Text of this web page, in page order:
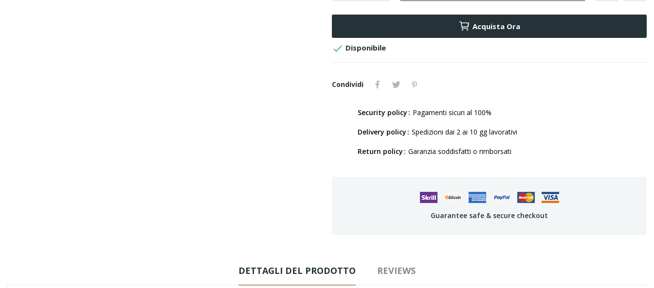
Acquista Ora
 Disponibile
Condividi
Security policy Pagamenti sicuri al 100%
Delivery policy Spedizioni dai 2 ai 10 gg lavorativi
Return policy Garanzia soddisfatti o rimborsati
Guarantee safe & secure checkout
DETTAGLI DEL PRODOTTO REVIEWS